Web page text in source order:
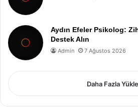
Aydın Efeler Psikolog:
Destek Alın
Admin 7 Ağustos 2026
Daha Fazla Yükle